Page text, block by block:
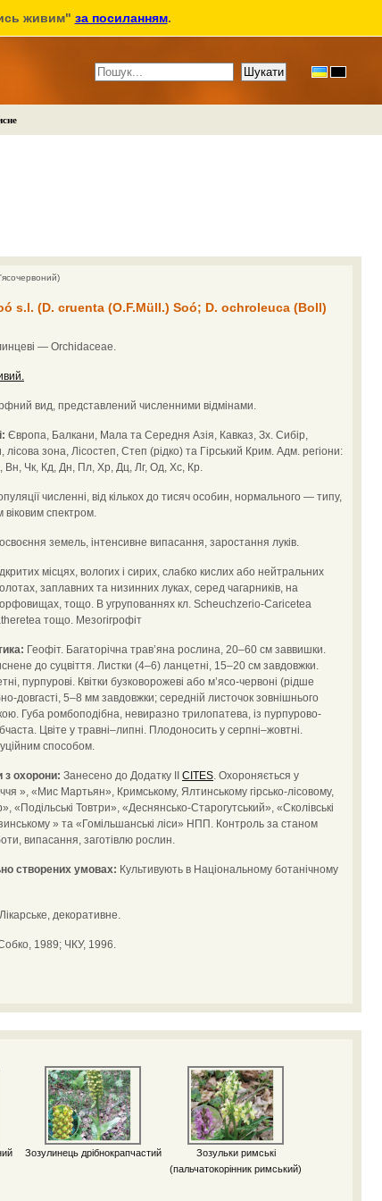
живим" за посиланням.
s.l. (D. cruenta (O.F.Müll.) Soó; D. ochroleuca (Boll)
— Orchidaceae.
вид, представлений численними відмінами.
Європа, Балкани, Мала та Середня Азія, Кавказ, Зх. Сибір,
зона, Лісостеп, Степ (рідко) та Гірський Крим. Адм. регіони:
Вн, Чк, Кд, Дн, Пл, Хр, Дц, Лг, Од, Хс, Кр.
численні, від кількох до тисяч особин, нормального — типу,
віковим спектром.
земель, інтенсивне випасання, заростання луків.
місцях, вологих і сирих, слабко кислих або нейтральних
заплавних та низинних луках, серед чагарників, на
торфовищах, тощо. В угрупованнях кл. Scheuchzerio-Caricetea
тощо. Мезогігрофіт
Геофіт. Багаторічна трав’яна рослина, 20–60 см заввишки.
до суцвіття. Листки (4–6) ланцетні, 15–20 cм завдовжки.
пурпурові. Квітки бузковорожеві або м’ясо-червоні (рідше
довгасті, 5–8 мм завдовжки; середній листочок зовнішнього
Губа ромбоподібна, невиразно трилопатева, із пурпурово-
Цвіте у травні–липні. Плодоносить у серпні–жовтні.
способом.
з охорони: Занесено до Додатку ІІ CITES. Охороняється у
», «Мис Мартьян», Кримському, Ялтинському гірсько-лісовому,
Товтри», «Деснянсько-Старогутський», «Сколівські
» та «Гомільшанські ліси» НПП. Контроль за станом
випасання, заготівлю рослин.
створених умовах: Культивують в Національному ботанічному
Лікарське, декоративне.
1989; ЧКУ, 1996.
Зозулинець дрібнокрапчастий
Зозульки римські
(пальчатокорінник римський)